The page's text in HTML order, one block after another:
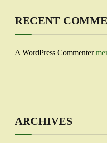
RECENT
A WordPress Commenter
ARCHIVES